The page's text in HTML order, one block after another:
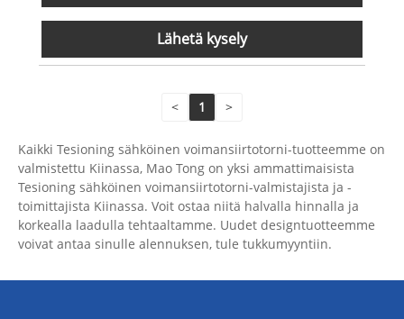
Lähetä kysely
< 1 >
Kaikki Tesioning sähköinen voimansiirtotorni-tuotteemme on
valmistettu Kiinassa, Mao Tong on yksi ammattimaisista
Tesioning sähköinen voimansiirtotorni-valmistajista ja -
toimittajista Kiinassa. Voit ostaa niitä halvalla hinnalla ja
korkealla laadulla tehtaaltamme. Uudet designtuotteemme
voivat antaa sinulle alennuksen, tule tukkumyyntiin.